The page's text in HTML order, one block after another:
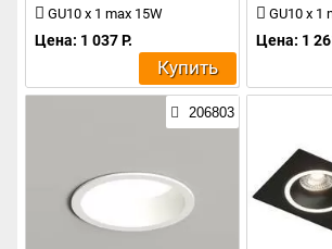
GU10 x 1 max 15W
Цена: 1 037 Р.
Купить
GU10 x 1
Цена: 1
206803